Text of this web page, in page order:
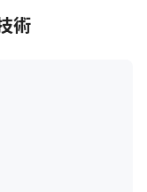
リアアップも応援
きるような勤務環
のプロジェクトを
ップできる環境を
術